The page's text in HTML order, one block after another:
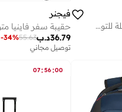
حقيبة سفر كبيرة قابلة للتوسيع 76 سم من بروتيكتور
فيجنر
د.ب36.79
55.63
-34%
توصيل مجاني
07:56:00